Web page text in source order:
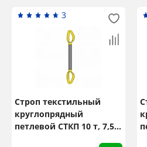
3
Строп текстильный
круглопрядный
петлевой СТКП 10 т, 7,5